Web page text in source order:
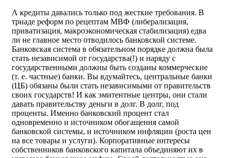
А кредиты давались только под жесткие требования. В
триаде реформ по рецептам МВФ (либерализация,
приватизация, макроэкономическая стабилизация) едва
ли не главное место отводилось банковской системе.
Банковская система в обязательном порядке должна была
стать независимой от государства(!) и наряду с
государственными должны быть созданы коммерческие
(т. е. частные) банки. Вы вдумайтесь, центральные банки
(ЦБ) обязаны были стать независимыми от правительств
своих государств! И как эмитентные центры, они стали
давать правительству деньги в долг. В долг, под
проценты. Именно банковский процент стал
одновременно и источником обогащения самой
банковской системы, и источником инфляции (роста цен
на все товары и услуги). Корпоративные интересы
собственников банковского капитала объединяют их в